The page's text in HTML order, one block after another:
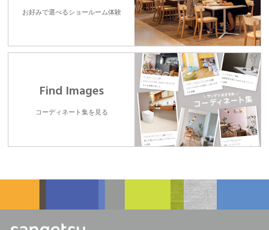
お好みで選べるショールーム体験
Find Images
コーディネート集を見る